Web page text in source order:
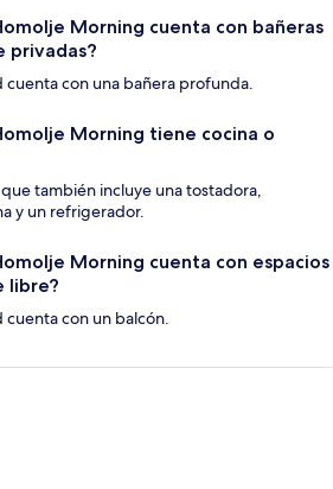
Morning cuenta con bañeras
privadas?
cuenta con una bañera profunda.
Morning tiene cocina o
también incluye una tostadora,
y un refrigerador.
Morning cuenta con espacios
libre?
con un balcón.